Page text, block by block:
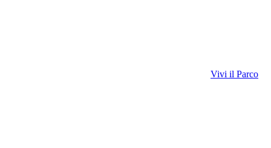
Vivi il Parco